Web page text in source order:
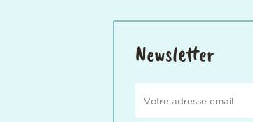
Newsletter